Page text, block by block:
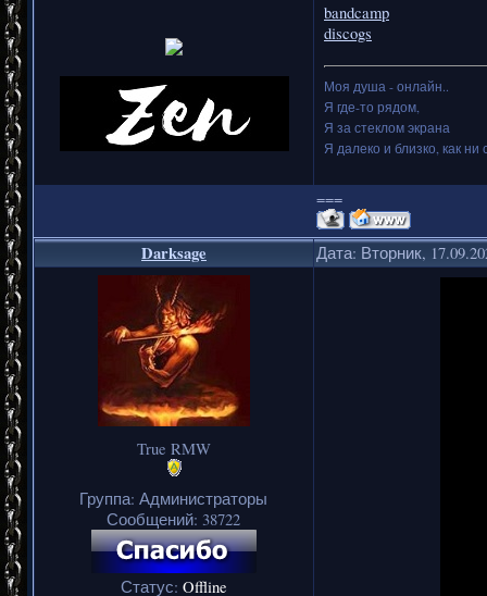
bandcamp
discogs
Моя душа - онлайн..
Я где-то рядом,
Я за стеклом экрана
Я далеко и близко, как ни
===
Darksage Дата: Вторник,
True RMW
Группа: Администраторы
Сообщений: 38722
Статус: Offline